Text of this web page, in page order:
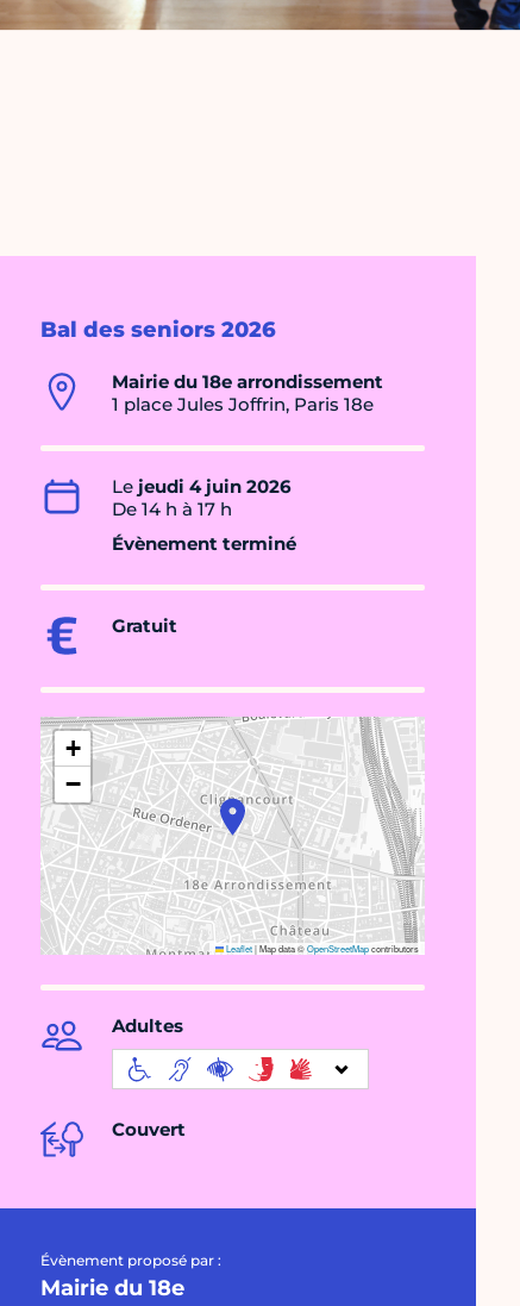
Bal des seniors 2026
Mairie du 18e arrondissement
1 place Jules Joffrin, Paris 18e
Le jeudi 4 juin 2026
De 14 h à 17 h
Évènement terminé
Gratuit
+
−
Leaflet|Map data ©OpenStreetMapcontributors
Adultes
Couvert
Évènement proposé par :
Mairie du 18e